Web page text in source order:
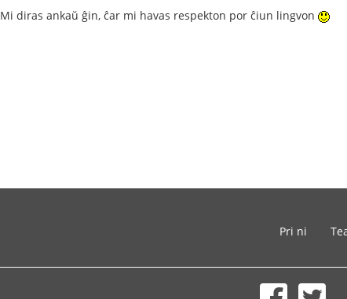
Mi diras ankaŭ ĝin, ĉar mi havas respekton por ĉiun lingvon
Pri ni